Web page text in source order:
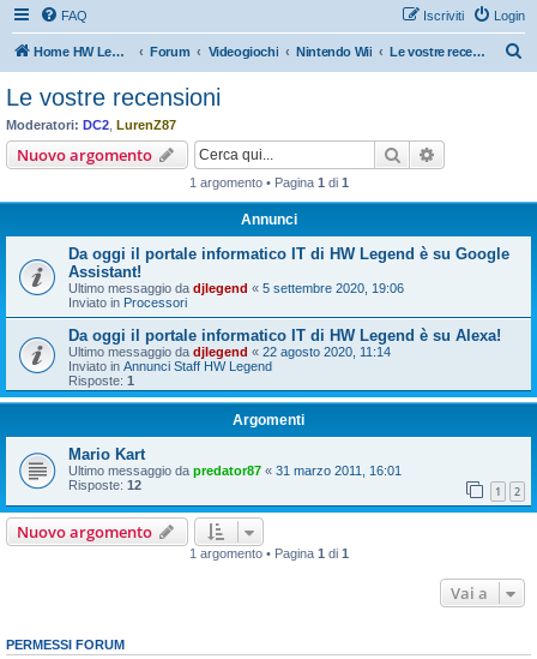
FAQ Login
Iscriviti
Home HW Legend Forum Videogiochi Nintendo Wii Le vostre recensioni
Le vostre recensioni
Moderatori: DC2 LurenZ87
Nuovo argomento Cerca
1 argomento • Pagina 1 di 1
Annunci
Da oggi il portale informatico IT di HW Legend è su Google
Assistant!
Ultimo messaggio da djlegend « 5 settembre 2020, 19:06
Inviato in Processori
Da oggi il portale informatico IT di HW Legend è su Alexa!
Ultimo messaggio da djlegend « 22 agosto 2020, 11:14
Inviato in Annunci Staff HW Legend
Risposte: 1
Argomenti
Mario Kart
Ultimo messaggio da predator87 « 31 marzo 2011, 16:01
Risposte: 12 1 2
Nuovo argomento
1 argomento • Pagina 1 di 1
Vai a
PERMESSI FORUM